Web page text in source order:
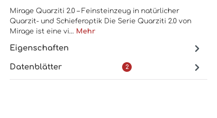
Mirage Quarziti 2.0 – Feinsteinzeug in natürlicher
Quarzit- und Schieferoptik Die Serie Quarziti 2.0 von
Mirage ist eine vi… Mehr
Eigenschaften
Datenblätter 2